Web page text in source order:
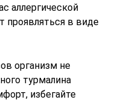
аллергической
проявляться в виде
организм не
турмалина
избегайте